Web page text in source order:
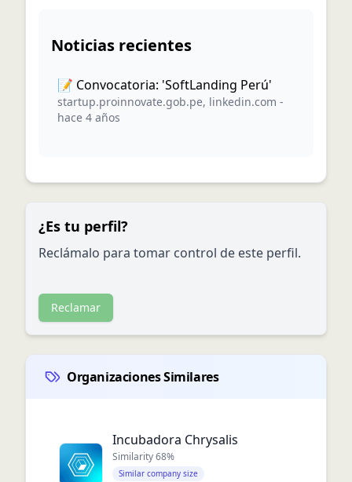
Noticias recientes
📝 Convocatoria: 'SoftLanding Perú'
startup.proinnovate.gob.pe, linkedin.com -
hace 4 años
¿Es tu perfil?
Reclámalo para tomar control de este perfil.
Reclamar
Organizaciones Similares
Incubadora Chrysalis
Similarity68%
Similar company size